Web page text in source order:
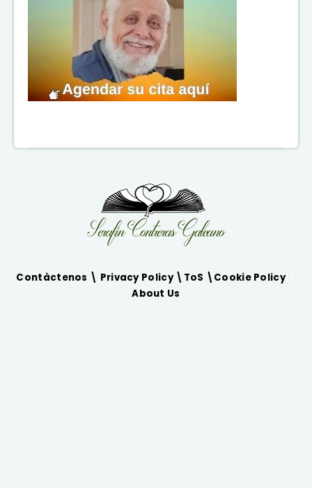
Contàctenos \ Privacy Policy \ ToS \ Cookie Policy\
About Us